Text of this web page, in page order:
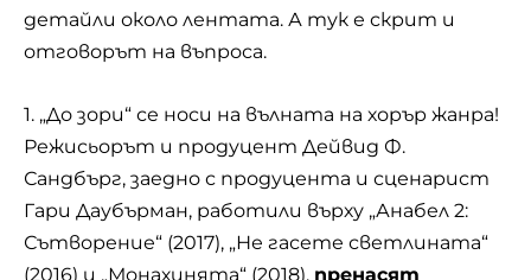
детайли около лентата. А тук е скрит и
отговорът на въпроса.
1. „До зори“ се носи на вълната на хорър жанра!
Режисьорът и продуцент Дейвид Ф.
Сандбърг, заедно с продуцента и сценарист
Гари Даубърман, работили върху „Анабел 2:
Сътворение“ (2017), „Не гасете светлината“
(2016) и „Монахинята“ (2018), пренасят